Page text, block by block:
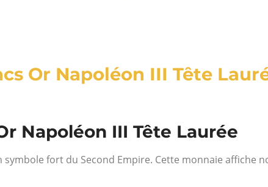
Or Napoléon III Tête
Napoléon III Tête Laurée
symbole fort du Second Empire. Cette monnaie affiche